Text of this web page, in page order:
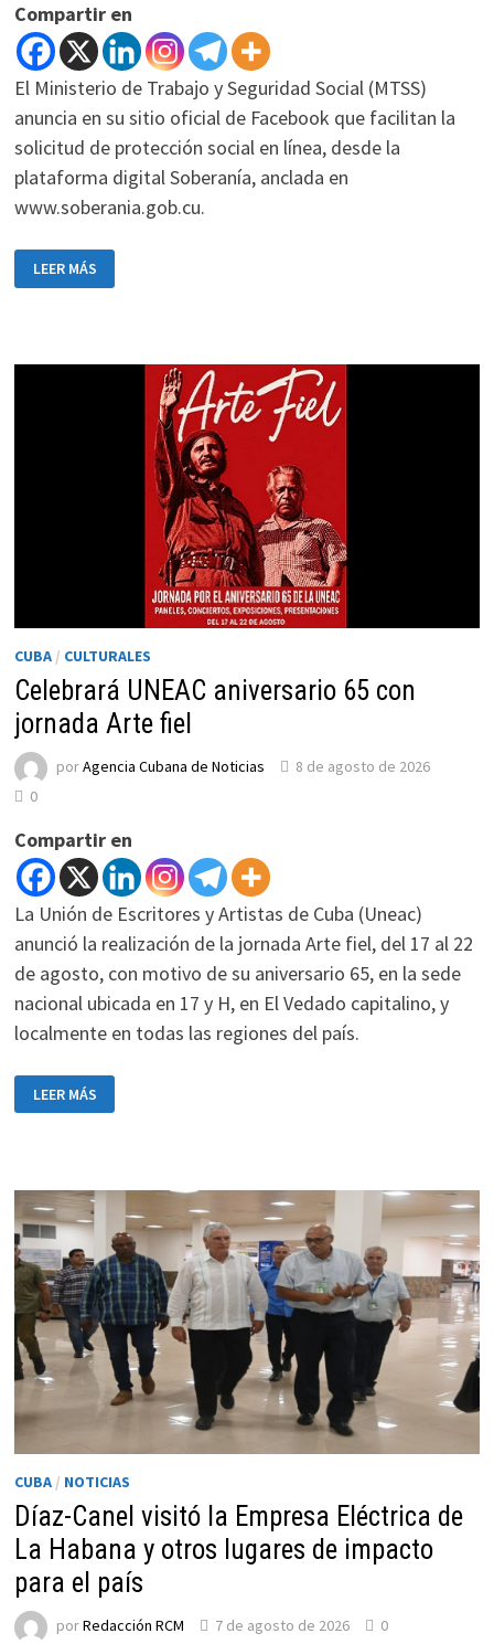
Compartir en
El Ministerio de Trabajo y Seguridad Social (MTSS)
anuncia en su sitio oficial de Facebook que facilitan la
solicitud de protección social en línea, desde la
plataforma digital Soberanía, anclada en
www.soberania.gob.cu.
FACILITAN
SOLICITUD
DE
MEDIANTE
LEER MÁS
CUBA/ CULTURALES
Celebrará UNEAC aniversario 65 con
jornada Arte fiel
porAgencia Cubana de Noticias
8 de agosto de 2026
0
Compartir en
La Unión de Escritores y Artistas de Cuba (Uneac)
anunció la realización de la jornada Arte fiel, del 17 al 22
de agosto, con motivo de su aniversario 65, en la sede
nacional ubicada en 17 y H, en El Vedado capitalino, y
localmente en todas las regiones del país.
CELEBRARÁ
UNEAC
ANIVERSARIO
FIEL
LEER MÁS
CUBA/ NOTICIAS
Díaz-Canel visitó la Empresa Eléctrica de
La Habana y otros lugares de impacto
para el país
porRedacción RCM 7 de agosto de 2026 0